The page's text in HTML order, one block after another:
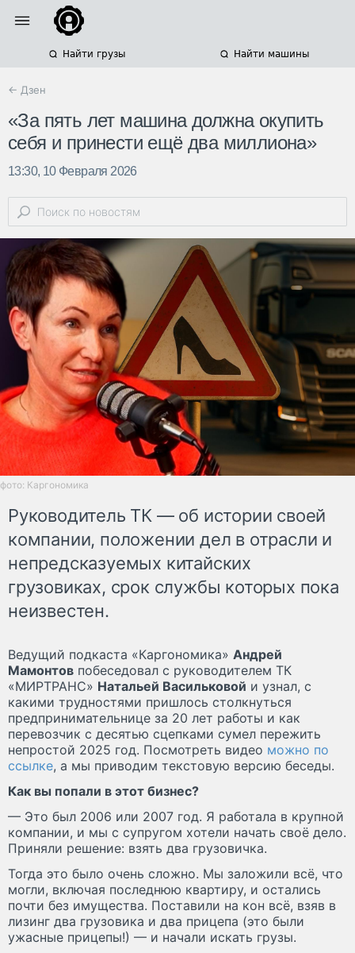
Найти грузы Найти машины
← Дзен
«За пять лет машина должна окупить
себя и принести ещё два миллиона»
13:30, 10 Февраля 2026
фото: Каргономика
Руководитель ТК — об истории своей
компании, положении дел в отрасли и
непредсказуемых китайских
грузовиках, срок службы которых пока
неизвестен.
Ведущий подкаста «Каргономика» Андрей
Мамонтов побеседовал с руководителем ТК
«МИРТРАНС» Натальей Васильковой и узнал, с
какими трудностями пришлось столкнуться
предпринимательнице за 20 лет работы и как
перевозчик с десятью сцепками сумел пережить
непростой 2025 год. Посмотреть видео можно по
ссылке, а мы приводим текстовую версию беседы.
Как вы попали в этот бизнес?
— Это был 2006 или 2007 год. Я работала в крупной
компании, и мы с супругом хотели начать своё дело.
Приняли решение: взять два грузовичка.
Тогда это было очень сложно. Мы заложили всё, что
могли, включая последнюю квартиру, и остались
почти без имущества. Поставили на кон всё, взяв в
лизинг два грузовика и два прицепа (это были
ужасные прицепы!) — и начали искать грузы.